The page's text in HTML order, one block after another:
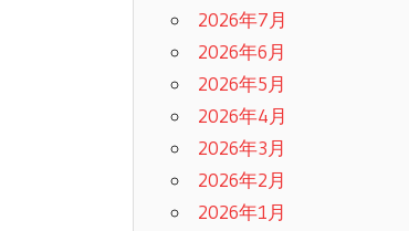
2026年7月
2026年6月
2026年5月
2026年4月
2026年3月
2026年2月
2026年1月